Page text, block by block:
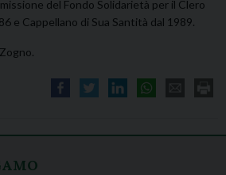
del Fondo Solidarietà per il Clero
e Cappellano di Sua Santità dal 1989.